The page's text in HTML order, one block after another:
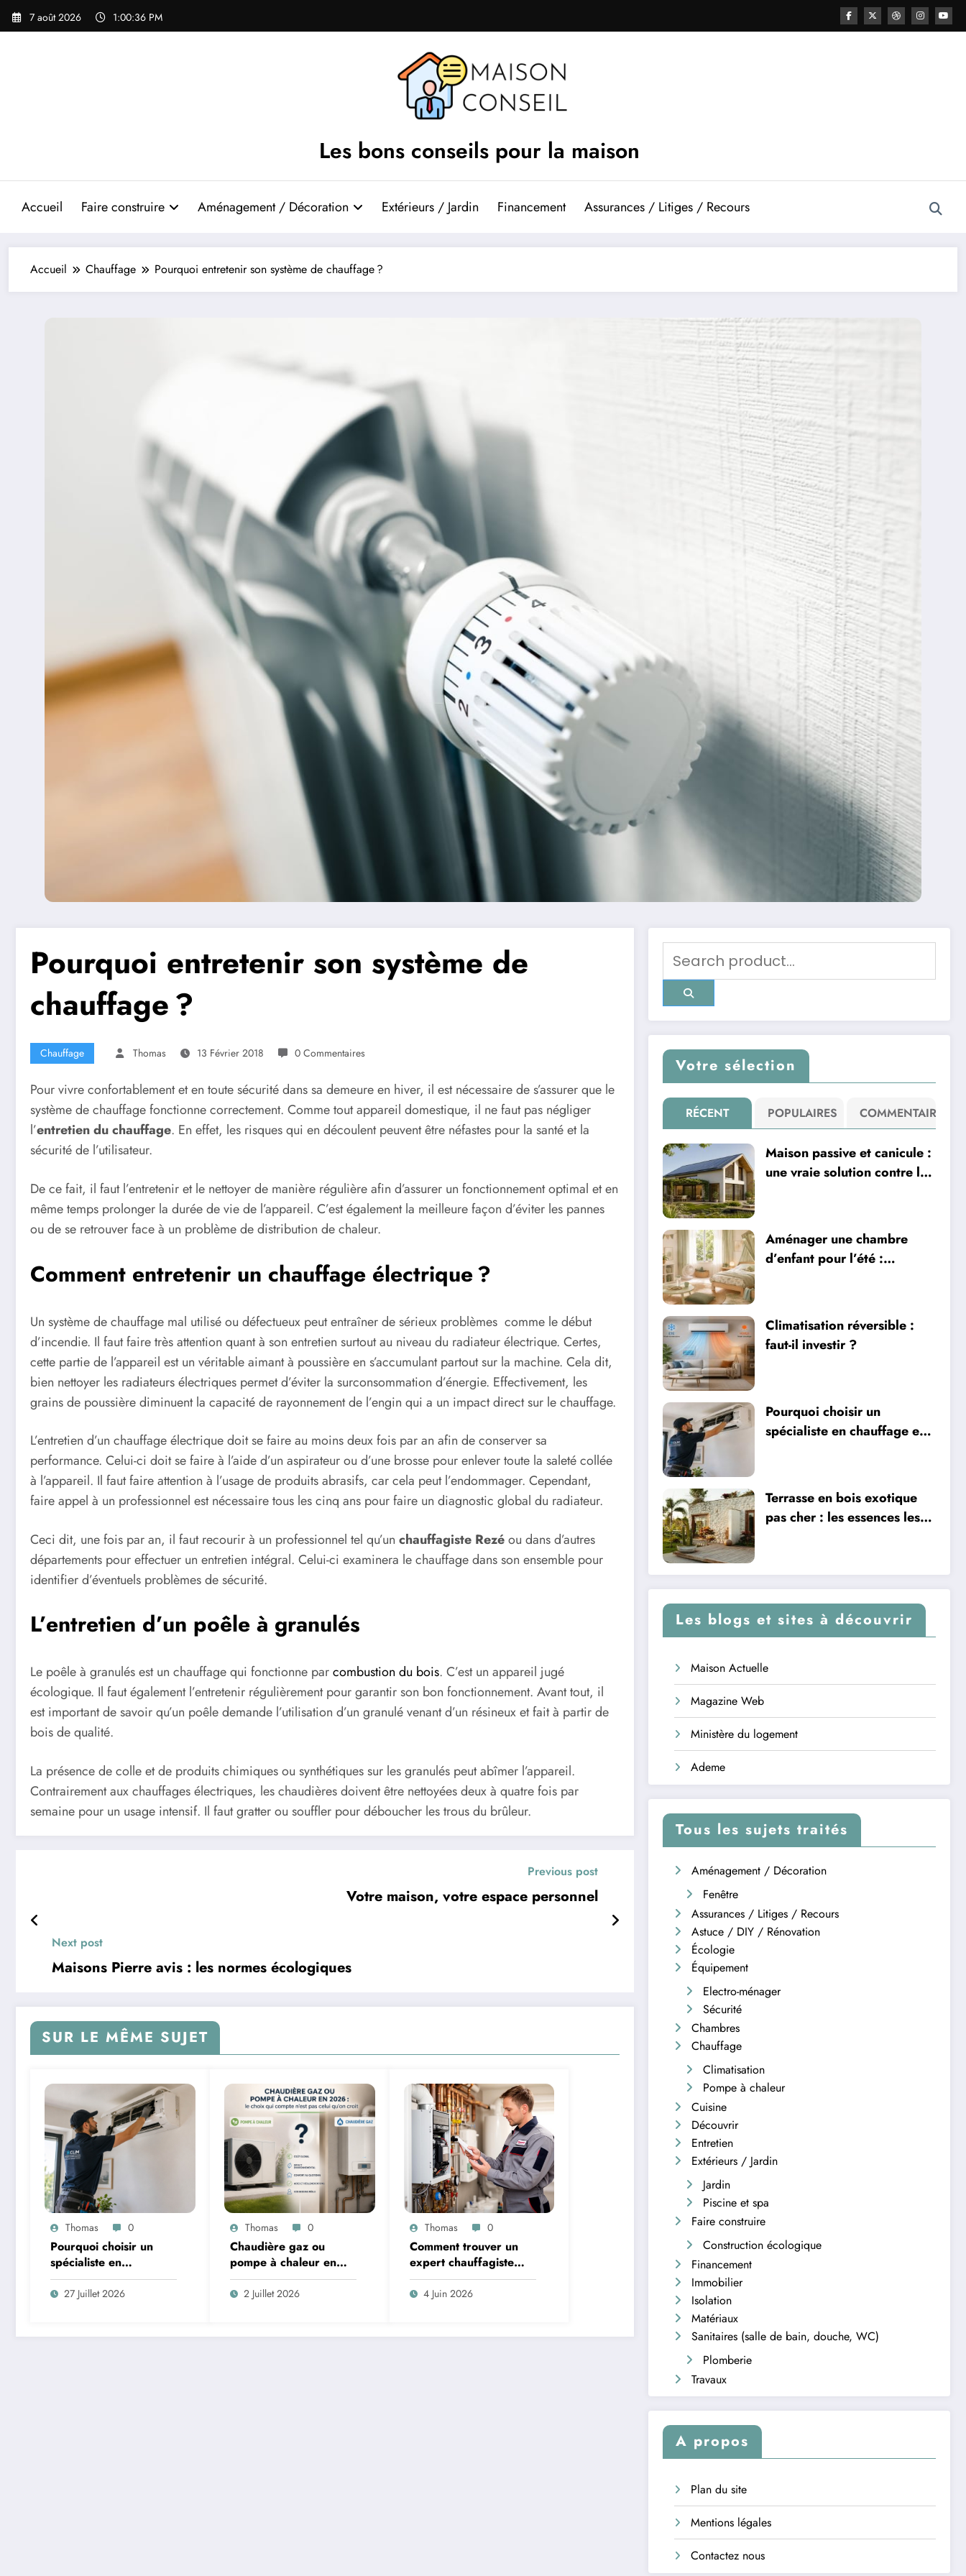
Aller
7 août 2026 1:00:37 PM
Les bons conseils pour la maison
Accueil Faire construire Aménagement / Décoration Extérieurs / Jardin Financement Assurances / Litiges / Recours
Accueil Chauffage Pourquoi entretenir son système de chauffage ?
Pourquoi entretenir son système de
chauffage ?
Chauffage Thomas 13 Février 2018 0 Commentaires
Pour vivre confortablement et en toute sécurité dans sa demeure en hiver, il est nécessaire de s’assurer que le
système de chauffage fonctionne correctement. Comme tout appareil domestique, il ne faut pas négliger
l’entretien du chauffage. En effet, les risques qui en découlent peuvent être néfastes pour la santé et la
sécurité de l’utilisateur.
De ce fait, il faut l’entretenir et le nettoyer de manière régulière afin d’assurer un fonctionnement optimal et en
même temps prolonger la durée de vie de l’appareil. C’est également la meilleure façon d’éviter les pannes
ou de se retrouver face à un problème de distribution de chaleur.
Comment entretenir un chauffage électrique ?
Un système de chauffage mal utilisé ou défectueux peut entraîner de sérieux problèmes comme le début
d’incendie. Il faut faire très attention quant à son entretien surtout au niveau du radiateur électrique. Certes,
cette partie de l’appareil est un véritable aimant à poussière en s’accumulant partout sur la machine. Cela dit,
bien nettoyer les radiateurs électriques permet d’éviter la surconsommation d’énergie. Effectivement, les
grains de poussière diminuent la capacité de rayonnement de l’engin qui a un impact direct sur le chauffage.
L’entretien d’un chauffage électrique doit se faire au moins deux fois par an afin de conserver sa
performance. Celui-ci doit se faire à l’aide d’un aspirateur ou d’une brosse pour enlever toute la saleté collée
à l’appareil. Il faut faire attention à l’usage de produits abrasifs, car cela peut l’endommager. Cependant,
faire appel à un professionnel est nécessaire tous les cinq ans pour faire un diagnostic global du radiateur.
Ceci dit, une fois par an, il faut recourir à un professionnel tel qu’un chauffagiste Rezéou dans d’autres
départements pour effectuer un entretien intégral. Celui-ci examinera le chauffage dans son ensemble pour
identifier d’éventuels problèmes de sécurité.
L’entretien d’un poêle à granulés
Le poêle à granulés est un chauffage qui fonctionne parcombustion du bois. C’est un appareil jugé
écologique. Il faut également l’entretenir régulièrement pour garantir son bon fonctionnement. Avant tout, il
est important de savoir qu’un poêle demande l’utilisation d’un granulé venant d’un résineux et fait à partir de
bois de qualité.
La présence de colle et de produits chimiques ou synthétiques sur les granulés peut abîmer l’appareil.
Contrairement aux chauffages électriques, les chaudières doivent être nettoyées deux à quatre fois par
semaine pour un usage intensif. Il faut gratter ou souffler pour déboucher les trous du brûleur.
Previous post
Votre maison, votre espace personnel
Next post
Maisons Pierre avis : les normes écologiques
SUR LE MÊME SUJET
Thomas 0
Pourquoi choisir un
spécialiste en
chauffage et
climatisation à Nîmes
27 Juillet 2026
Thomas 0
Chaudière gaz ou
pompe à chaleur en
2026 : le choix qui
compte n’est pas celui
2 Juillet 2026
Thomas 0
Comment trouver un
expert chauffagiste
pour l’entretien de
votre système de
4 Juin 2026
Votre sélection
RÉCENT POPULAIRES COMMENTAIRE
Maison passive et canicule :
une vraie solution contre la
Aménager une chambre
d’enfant pour l’été :
Climatisation réversible :
faut-il investir ?
Pourquoi choisir un
spécialiste en chauffage et
Terrasse en bois exotique
pas cher : les essences les
Les blogs et sites à découvrir
Maison Actuelle
Magazine Web
Ministère du logement
Ademe
Tous les sujets traités
Aménagement / Décoration
Fenêtre
Assurances / Litiges / Recours
Astuce / DIY / Rénovation
Écologie
Équipement
Electro-ménager
Sécurité
Chambres
Chauffage
Climatisation
Pompe à chaleur
Cuisine
Découvrir
Entretien
Extérieurs / Jardin
Jardin
Piscine et spa
Faire construire
Construction écologique
Financement
Immobilier
Isolation
Matériaux
Sanitaires (salle de bain, douche, WC)
Plomberie
Travaux
A propos
Plan du site
Mentions légales
Contactez nous